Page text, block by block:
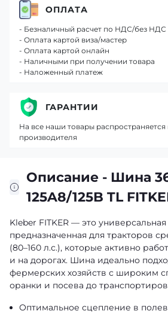
Описание - Шина
125A8/125B TL
Kleber FITKER — это
предназначенная для тракторов
(80–160 л.с.), которые активно
и на дорогах. Шина идеально
фермерских хозяйств с широким
оранки и посева до
Оптимальное сцепление в
ОПЛАТА
- Безналичный расчет по НДС/без НДС
- Оплата картой виза/мастер
- Оплата картой онлайн
- Наличными при получении товара
- Наложенный платеж
ГАРАНТИИ
На все наши товары распространяется
производителя